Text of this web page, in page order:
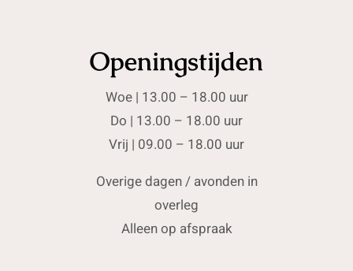
Openingstijden
Woe | 13.00 – 18.00 uur
Do | 13.00 – 18.00 uur
Vrij | 09.00 – 18.00 uur
Overige dagen / avonden in
overleg
Alleen op afspraak